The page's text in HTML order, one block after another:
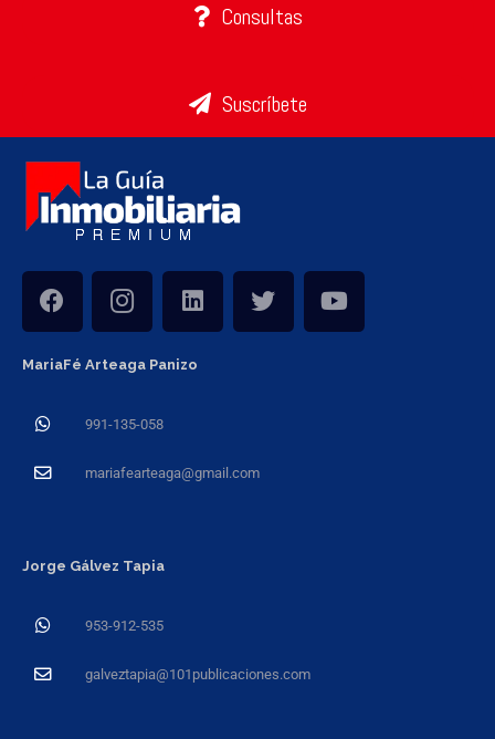
Consultas
Suscríbete
MariaFé Arteaga Panizo
991-135-058
mariafearteaga@gmail.com
Jorge Gálvez Tapia
953-912-535
galveztapia@101publicaciones.com